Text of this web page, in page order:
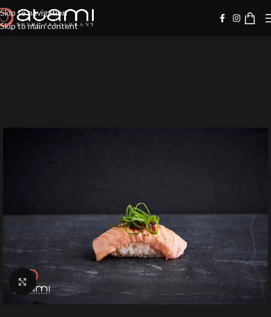
Skip to navigation
Skip to main content
Klik for at forstørre